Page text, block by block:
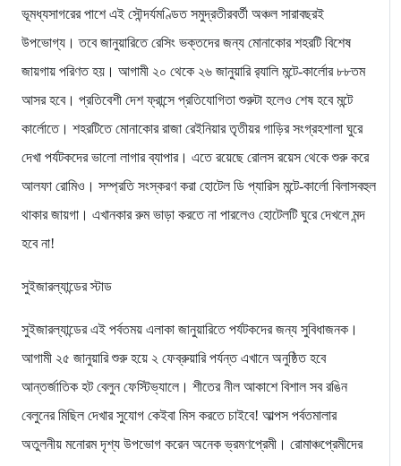
ভূমধ্যসাগরের পাশে এই সৌন্দর্যমণ্ডিত সমুদ্রতীরবর্তী অঞ্চল সারাবছরই
উপভোগ্য। তবে জানুয়ারিতে রেসিং ভক্তদের জন্য মোনাকোর শহরটি বিশেষ
জায়গায় পরিণত হয়। আগামী ২০ থেকে ২৬ জানুয়ারি র‌্যালি মন্টে-কার্লোর ৮৮তম
আসর হবে। প্রতিবেশী দেশ ফ্রান্সে প্রতিযোগিতা শুরুটা হলেও শেষ হবে মন্টে
কার্লোতে। শহরটিতে মোনাকোর রাজা রেইনিয়ার তৃতীয়র গাড়ির সংগ্রহশালা ঘুরে
দেখা পর্যটকদের ভালো লাগার ব্যাপার। এতে রয়েছে রোলস রয়েস থেকে শুরু করে
আলফা রোমিও। সম্প্রতি সংস্করণ করা হোটেল ডি প্যারিস মন্টে-কার্লো বিলাসবহুল
থাকার জায়গা। এখানকার রুম ভাড়া করতে না পারলেও হোটেলটি ঘুরে দেখলে মন্দ
হবে না!
সুইজারল্যান্ডের স্টাড
সুইজারল্যান্ডের এই পর্বতময় এলাকা জানুয়ারিতে পর্যটকদের জন্য সুবিধাজনক।
আগামী ২৫ জানুয়ারি শুরু হয়ে ২ ফেব্রুয়ারি পর্যন্ত এখানে অনুষ্ঠিত হবে
আন্তর্জাতিক হট বেলুন ফেস্টিভ্যালে। শীতের নীল আকাশে বিশাল সব রঙিন
বেলুনের মিছিল দেখার সুযোগ কেইবা মিস করতে চাইবে! আল্পস পর্বতমালার
অতুলনীয় মনোরম দৃশ্য উপভোগ করেন অনেক ভ্রমণপ্রেমী। রোমাঞ্চপ্রেমীদের